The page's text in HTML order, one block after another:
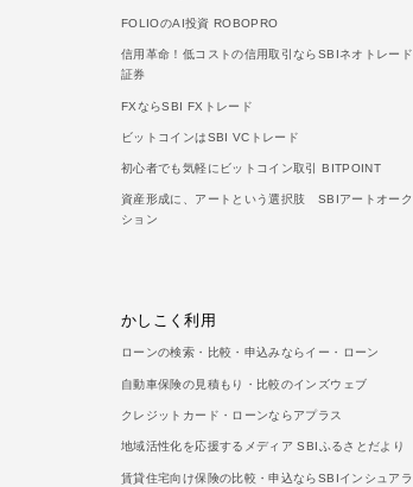
FOLIOのAI投資 ROBOPRO
信用革命！低コストの信用取引ならSBIネオトレード
証券
FXならSBI FXトレード
ビットコインはSBI VCトレード
初心者でも気軽にビットコイン取引 BITPOINT
資産形成に、アートという選択肢 SBIアートオーク
ション
かしこく利用
ローンの検索・比較・申込みならイー・ローン
自動車保険の見積もり・比較のインズウェブ
クレジットカード・ローンならアプラス
地域活性化を応援するメディア SBIふるさとだより
賃貸住宅向け保険の比較・申込ならSBIインシュアラ